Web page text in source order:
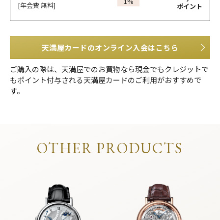
[年会費 無料]
ポイント
天満屋カードのオンライン入会はこちら
ご購入の際は、天満屋でのお買物なら現金でもクレジットで
もポイント付与される天満屋カードのご利用がおすすめで
す。
OTHER PRODUCTS